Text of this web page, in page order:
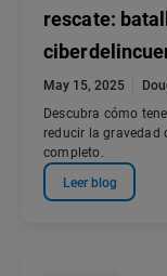
rescate:
May 15, 2025
Descubra cómo
reducir la gravedad
completo.
Leer blog